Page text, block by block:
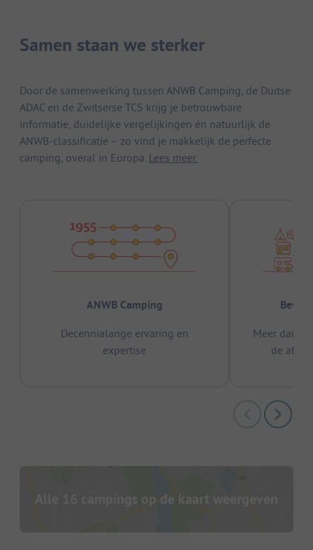
Samen staan we sterker
Door de samenwerking tussen ANWB Camping, de Duitse
ADAC en de Zwitserse TCS krijg je betrouwbare
informatie, duidelijke vergelijkingen én natuurlijk de
ANWB-classificatie – zo vind je makkelijk de perfecte
camping, overal in Europa. Lees meer.
ANWB Camping
Decennialange ervaring en
expertise
Meer dan
de
Alle 16 campings op de kaart weergeven